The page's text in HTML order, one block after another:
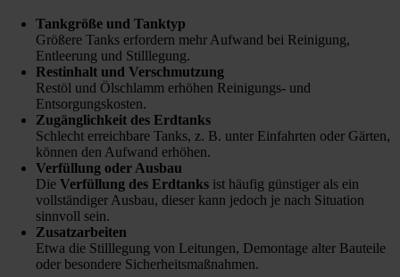
Tankgröße und Tanktyp
Größere Tanks erfordern mehr Aufwand bei Reinigung,
Entleerung und Stilllegung.
Restinhalt und Verschmutzung
Restöl und Ölschlamm erhöhen Reinigungs- und
Entsorgungskosten.
Zugänglichkeit des Erdtanks
Schlecht erreichbare Tanks, z. B. unter Einfahrten oder Gärten,
können den Aufwand erhöhen.
Verfüllung oder Ausbau
Die Verfüllung des Erdtanks ist häufig günstiger als ein
vollständiger Ausbau, dieser kann jedoch je nach Situation
sinnvoll sein.
Zusatzarbeiten
Etwa die Stilllegung von Leitungen, Demontage alter Bauteile
oder besondere Sicherheitsmaßnahmen.